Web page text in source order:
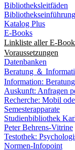
Bibliotheksleitfäden
Bibliothekseinführung
Katalog Plus
E-Books
Linkliste aller E-
Voraussetzungen
Datenbanken
Beratung ＆
Information:
Auskunft: Anfragen
Recherche: Mobil
Semesterapparate
Studienbibliothek
Peter Behrens-Vitrine
Testothek:
Normen-Infopoint